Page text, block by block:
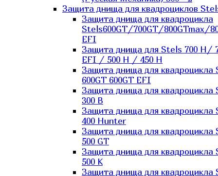
Защита днища для квадроциклов
Защита днища для квадроцикла
Stels600GT/700GT/800GTmax/
EFI
Защита днища для Stels 700 H/
EFI / 500 H / 450 H
Защита днища для квадроцикла
600GT 600GT EFI
Защита днища для квадроцикла
300 B
Защита днища для квадроцикла
400 Hunter
Защита днища для квадроцикла
500 GT
Защита днища для квадроцикла
500 K
Защита днища для квадроцикла